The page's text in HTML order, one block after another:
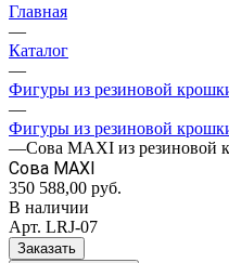
Главная
—
Каталог
—
Фигуры из резиновой
—
Фигуры из резиновой
—Сова MAXI из резиновой
Сова MAXI
350 588,00 руб.
В наличии
Арт. LRJ-07
Заказать